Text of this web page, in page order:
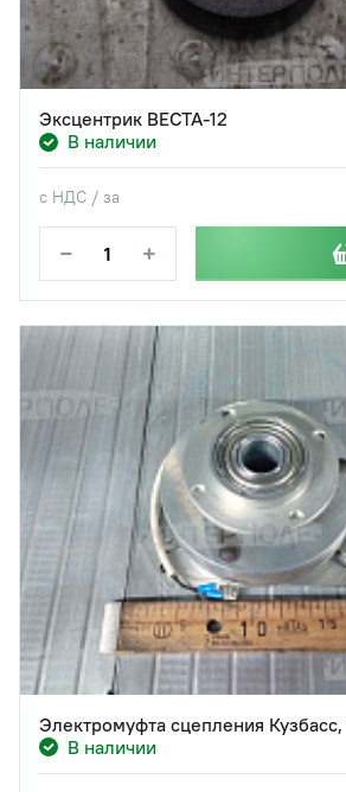
Эксцентрик ВЕСТА-12
В наличии
с НДС / за
− +
Электромуфта сцепления
В наличии